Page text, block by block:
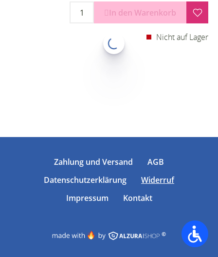
In den Warenkorb
Nicht auf Lager
Zahlung und Versand
AGB
Datenschutzerklärung
Widerruf
Impressum
Kontakt
©